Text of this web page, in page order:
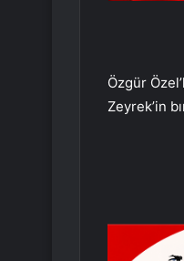
Özgür
Zeyrek’in